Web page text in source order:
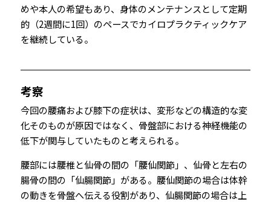
めや本人の希望もあり、身体のメンテナンスとして定期
的（2週間に1回）のペースでカイロプラクティックケア
を継続している。
考察
今回の腰痛および膝下の症状は、変形などの構造的な変
化そのものが原因ではなく、骨盤部における神経機能の
低下が関与していたものと考えられる。
腰部には腰椎と仙骨の間の「腰仙関節」、仙骨と左右の
腸骨の間の「仙腸関節」がある。腰仙関節の場合は体幹
の動きを骨盤へ伝える役割があり、仙腸関節の場合は上